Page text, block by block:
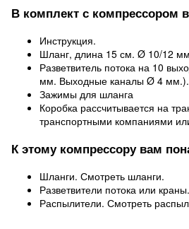
В комплект с компрессором
Инструкция.
Шланг, длина 15 см. Ø 10/12
Разветвитель потока на 10
мм. Выходные каналы Ø 4 мм.).
Зажимы для шланга
Коробка рассчитывается на
транспортными компаниями
К этому компрессору вам
Шланги. Смотреть шланги.
Разветвители потока или
Распылители. Смотреть